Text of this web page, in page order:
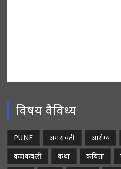
विषय वैविध्य
PUNE अमरावती आरोग्य
कणकवली
कथा कविता